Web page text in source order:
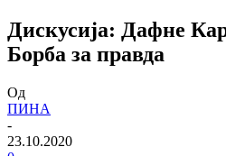
Дискусија: Дафне
Борба за правда
Од
ПИНА
-
23.10.2020